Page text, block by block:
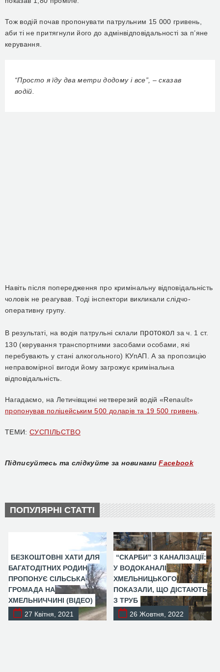
Тож водій почав пропонувати патрульним 15 000 гривень,
аби ті не притягнули його до адмінвідповідальності за п’яне
керування.
“Просто я їду два метри додому і все”, – сказав
водій.
Навіть після попередження про кримінальну відповідальність
чоловік не реагував. Тоді інспектори викликалислідчо-
оперативну групу.
В результаті, на водія патрульні склали протокол за ч. 1 ст.
130 (керування транспортними засобами особами, які
перебувають у стані алкогольного) КУпАП.Аза пропозицію
неправомірної вигоди йому загрожує кримінальна
відповідальність.
Нагадаємо, на Летичівщині нетверезий водій «Renault»
пропонував поліцейським 500 доларів та 19 500 гривень
ТЕМИ:СУСПІЛЬСТВО
Підписуйтесь та слідкуйте за новинами Facebook
ПОПУЛЯРНІ СТАТТІ
БЕЗКОШТОВНІ ХАТИ ДЛЯ
БАГАТОДІТНИХ РОДИН
ПРОПОНУЄ СІЛЬСЬКА
ГРОМАДА НА
ХМЕЛЬНИЧЧИНІ (ВІДЕО)
27 Квітня, 2021
“СКАРБИ” З КАНАЛІЗАЦІЇ:
У ВОДОКАНАЛІ
ХМЕЛЬНИЦЬКОГО
ПОКАЗАЛИ, ЩО ДІСТАЮТЬ
З ТРУБ
26 Жовтня, 2022